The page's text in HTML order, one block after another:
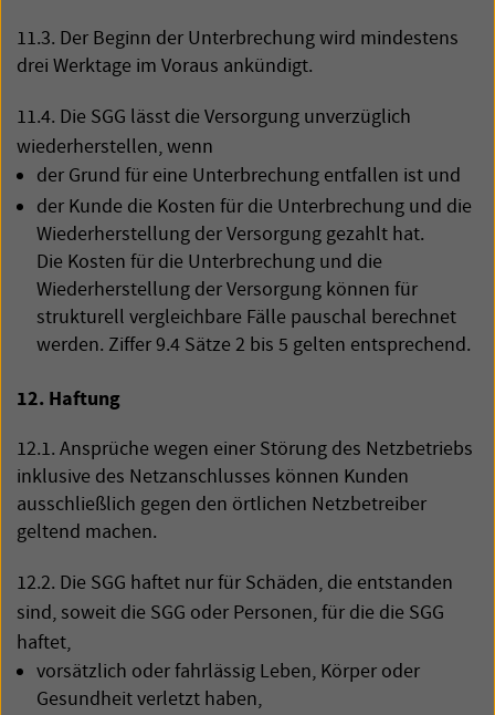
11.3. Der Beginn der Unterbrechung wird mindestens
drei Werktage im Voraus ankündigt.
11.4. Die SGG lässt die Versorgung unverzüglich
wiederherstellen, wenn
der Grund für eine Unterbrechung entfallen ist und
der Kunde die Kosten für die Unterbrechung und die
Wiederherstellung der Versorgung gezahlt hat.
Die Kosten für die Unterbrechung und die
Wiederherstellung der Versorgung können für
strukturell vergleichbare Fälle pauschal berechnet
werden. Ziffer 9.4 Sätze 2 bis 5 gelten entsprechend.
12. Haftung
12.1. Ansprüche wegen einer Störung des Netzbetriebs
inklusive des Netzanschlusses können Kunden
ausschließlich gegen den örtlichen Netzbetreiber
geltend machen.
12.2. Die SGG haftet nur für Schäden, die entstanden
sind, soweit die SGG oder Personen, für die die SGG
haftet,
vorsätzlich oder fahrlässig Leben, Körper oder
Gesundheit verletzt haben,